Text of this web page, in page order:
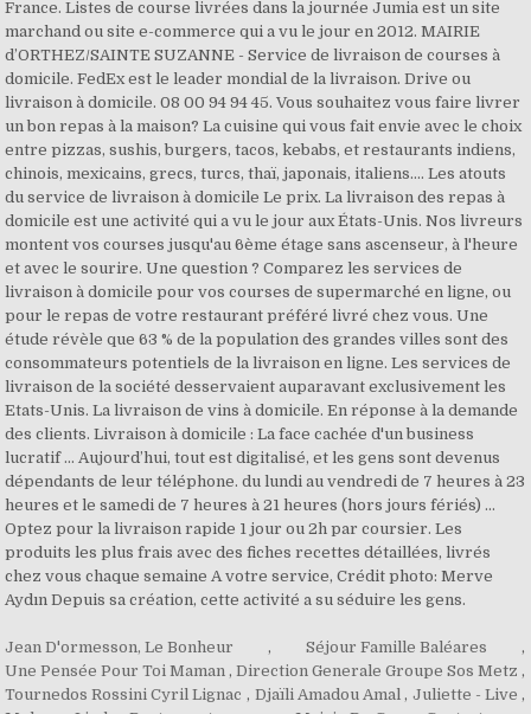
Jean D'ormesson, Le Bonheur , Séjour Famille Baléares
,
Une Pensée Pour Toi Maman , Direction Generale Groupe Sos Metz ,
Tournedos Rossini Cyril Lignac , Djaïli Amadou Amal , Juliette - Live ,